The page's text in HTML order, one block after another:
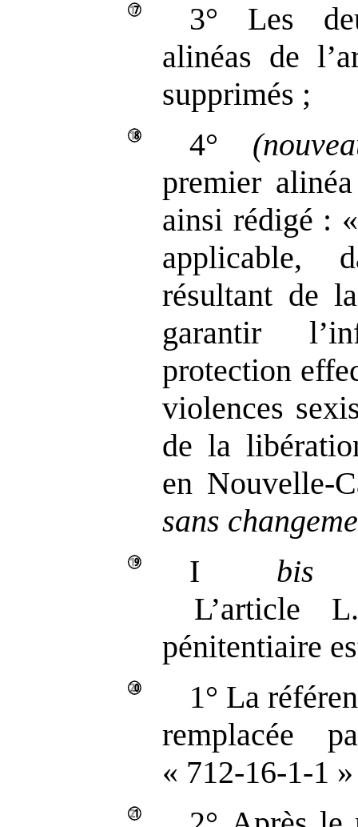
3° Les
alinéas de
supprimés ;
4°
premier
ainsi rédigé :
applicable,
résultant de
garantir
protection
violences
de la
en Nouvelle-
sans
I bis
L’article
pénitentiaire
1° La
remplacée
« 712‑16‑1‑1